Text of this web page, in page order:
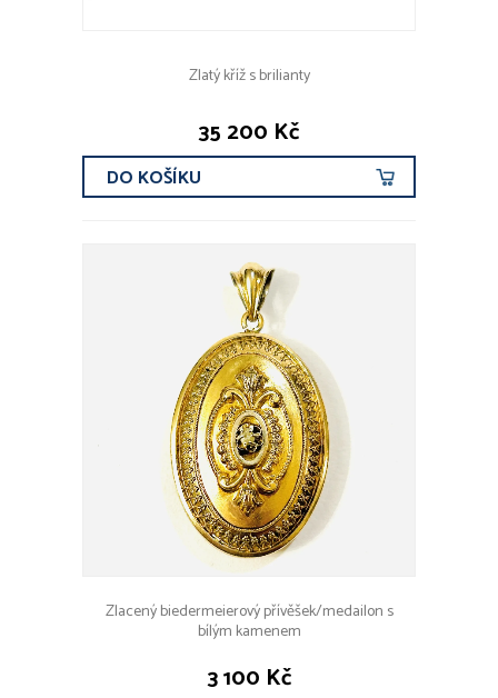
Zlatý kříž s brilianty
35 200 Kč
DO KOŠÍKU
Zlacený biedermeierový přívěšek/medailon s
bílým kamenem
3 100 Kč